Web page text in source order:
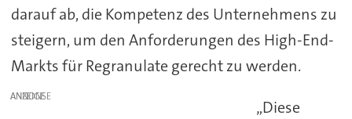
darauf ab, die Kompetenz des Unternehmens zu
steigern, um den Anforderungen des High-End-
Markts für Regranulate gerecht zu werden.
ANZEIGE
„Diese